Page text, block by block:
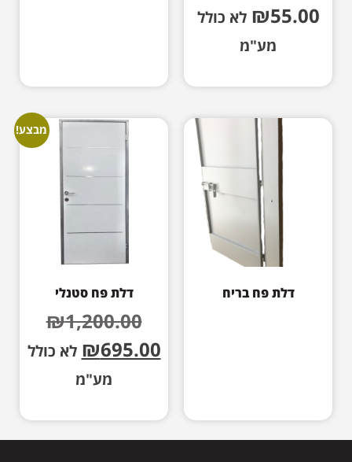
₪55.00
לא כולל
מע"מ
דלת פח בריח
מבצע!
דלת פח סטנלי
₪1,200.00
₪695.00
לא כולל
מע"מ